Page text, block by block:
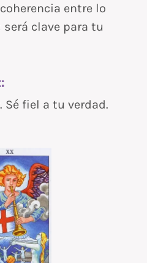
entre lo
clave para tu
Sé fiel a tu verdad.